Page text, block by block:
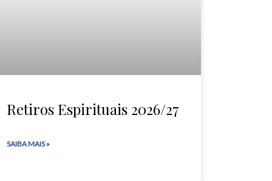
Retiros Espirituais 2026/27
SAIBA MAIS »